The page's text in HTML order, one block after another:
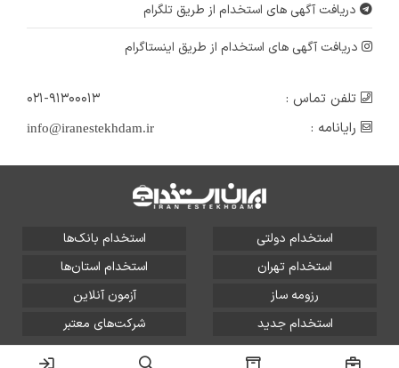
دریافت آگهی های استخدام از طریق تلگرام
دریافت آگهی های استخدام از طریق اینستاگرام
تلفن تماس :
۰۲۱-۹۱۳۰۰۰۱۳
رایانامه :
info@iranestekhdam.ir
استخدام دولتی
استخدام بانک‌ها
استخدام تهران
استخدام استان‌ها
رزومه ساز
آزمون آنلاین
استخدام جدید
شرکت‌های معتبر
تمامی حقوق این سایت برای آلتین سیستم محفوظ است و هر